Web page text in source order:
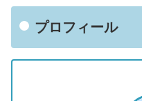
プロフィール